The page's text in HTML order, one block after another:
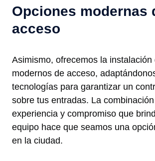
Opciones modernas
acceso
Asimismo, ofrecemos la instalación
modernos de acceso,
tecnologías para garantizar un
sobre tus entradas. La
experiencia y compromiso que
equipo hace que seamos una
en la ciudad.